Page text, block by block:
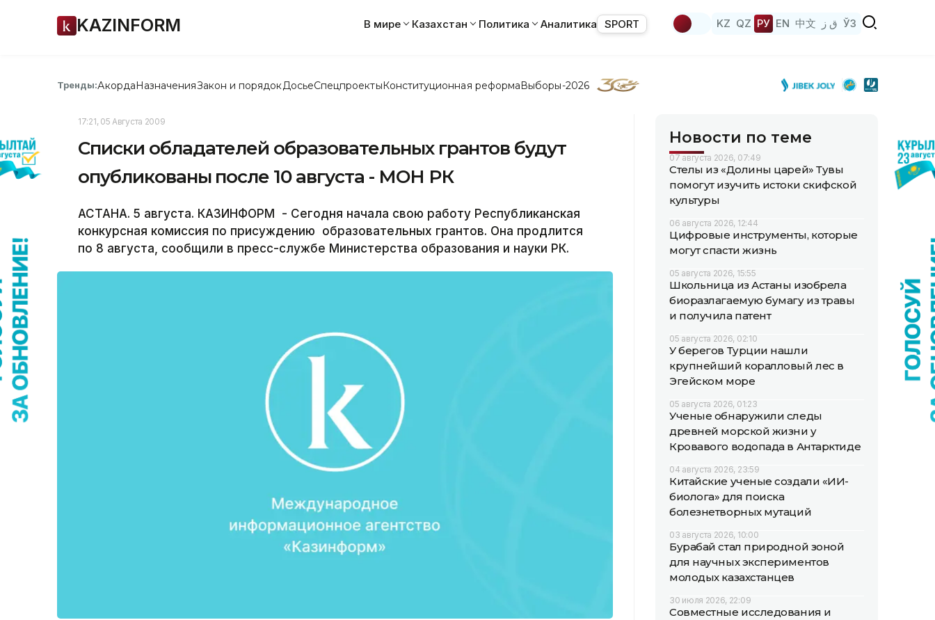
KAZINFORM В мире Казахстан Политика Аналитика SPORT KZ QZ РУ EN 中文 ق ز ЎЗ
Тренды:АкордаНазначенияЗакон и порядок ДосьеСпецпроектыКонституционная реформаВыборы-2026
17:21, 05 Августа 2009
Списки обладателей образовательных грантов будут
опубликованы после 10 августа - МОН РК
АСТАНА. 5 августа. КАЗИНФОРМ - Сегодня начала свою работу Республиканская
конкурсная комиссия по присуждению образовательных грантов. Она продлится
по 8 августа, сообщили в пресс-службе Министерства образования и науки РК.
Новости по теме
07 августа 2026, 07:49
Стелы из «Долины царей» Тувы
помогут изучить истоки скифской
культуры
06 августа 2026, 12:44
Цифровые инструменты, которые
могут спасти жизнь
05 августа 2026, 15:55
Школьница из Астаны изобрела
биоразлагаемую бумагу из травы
и получила патент
05 августа 2026, 02:10
У берегов Турции нашли
крупнейший коралловый лес в
Эгейском море
05 августа 2026, 01:23
Ученые обнаружили следы
древней морской жизни у
Кровавого водопада в Антарктиде
04 августа 2026, 23:59
Китайские ученые создали «ИИ-
биолога» для поиска
болезнетворных мутаций
03 августа 2026, 10:00
Бурабай стал природной зоной
для научных экспериментов
молодых казахстанцев
30 июля 2026, 22:09
Совместные исследования и